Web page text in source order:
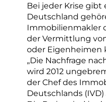
Bei jeder Krise gibt
Deutschland
Immobilienmakler
der Vermittlung
oder Eigenheimen
„Die Nachfrage
wird 2012
der Chef des
Deutschlands